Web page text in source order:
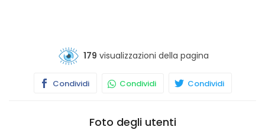
179 visualizzazioni della pagina
Condividi Condividi Condividi
Foto degli utenti